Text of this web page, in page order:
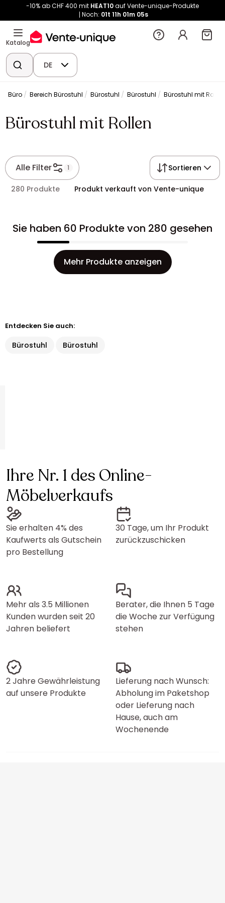
-10% ab CHF 400 mit HEAT10auf Vente-unique-Produkte
Noch: 01t 11h 01m 05s
Katalog
DE
Büro Bereich Bürostuhl Bürostuhl Bürostuhl Bürostuhl mit Rollen
Bürostuhl mit Rollen
Alle Filter 1 Sortieren
280 Produkte Produkt verkauft von Vente-unique
Sie haben 60 Produkte von 280 gesehen
Mehr Produkte anzeigen
Entdecken Sie auch:
Bürostuhl Bürostuhl
Ihre Nr. 1 des Online-
Möbelverkaufs
Sie erhalten 4% des
Kaufwerts als Gutschein
pro Bestellung
30 Tage, um Ihr Produkt
zurückzuschicken
Mehr als 3.5 Millionen
Kunden wurden seit 20
Jahren beliefert
Berater, die Ihnen 5 Tage
die Woche zur Verfügung
stehen
2 Jahre Gewährleistung
auf unsere Produkte
Lieferung nach Wunsch:
Abholung im Paketshop
oder Lieferung nach
Hause, auch am
Wochenende